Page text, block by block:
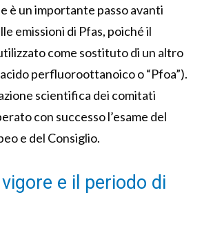
è un importante passo avanti
emissioni di Pfas, poiché il
come sostituto di un altro
perfluoroottanoico o “Pfoa”).
scientifica dei comitati
con successo l’esame del
e del Consiglio.
vigore e il periodo di